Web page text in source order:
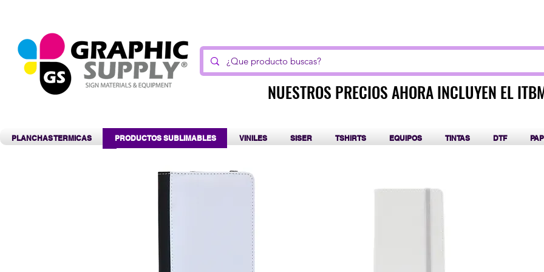
NUESTROS PRECIOS AHORA INCLUYEN EL
NUESTROS PRECIOS AHORA INCLUYEN EL
PLANCHAS TERMICAS PRODUCTOS SUBLIMABLES VINILES SISER TSHIRTS EQUIPOS TINTAS DTF